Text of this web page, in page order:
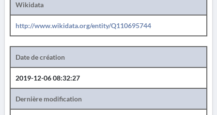
Wikidata
http://www.wikidata.org/entity/Q110695744
Date de création
2019-12-06 08:32:27
Dernière modification